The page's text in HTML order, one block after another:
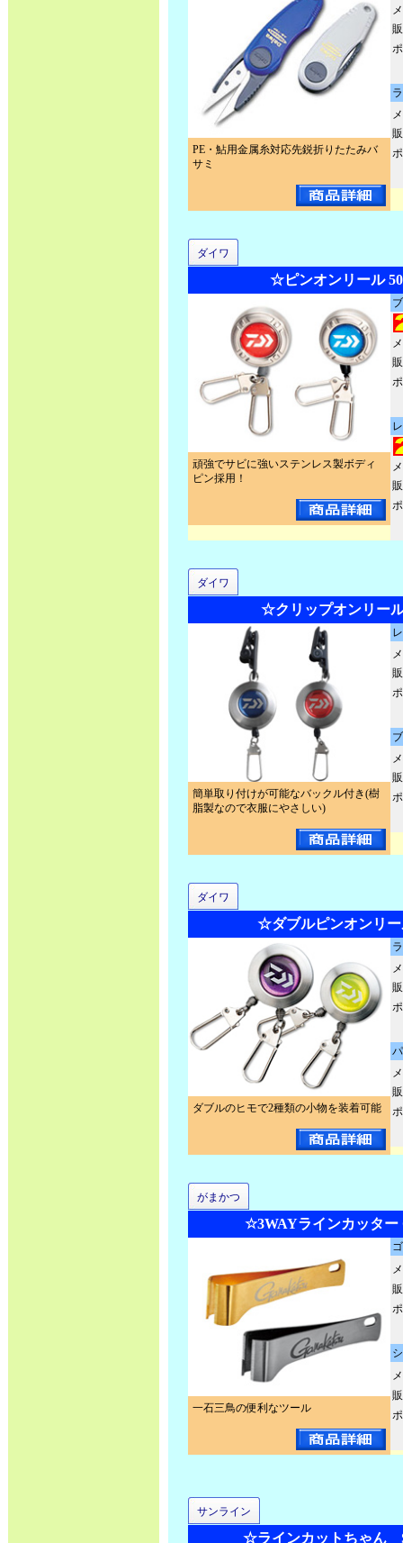
PE・鮎用金属糸対応先鋭折りたたみバ
サミ
ダイワ
☆ピンオンリール
頑強でサビに強いステンレス製ボディ
ピン採用！
ダイワ
☆クリップオンリー
簡単取り付けが可能なバックル付き(樹
脂製なので衣服にやさしい)
ダイワ
☆ダブルピンオンリー
ダブルのヒモで2種類の小物を装着可能
がまかつ
☆3WAYラインカッター
一石三鳥の便利なツール
サンライン
☆ラインカットちゃん